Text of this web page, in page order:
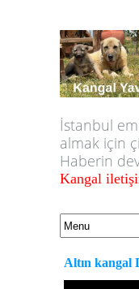
İstanbul
almak için
Haberin
Kangal
Altın